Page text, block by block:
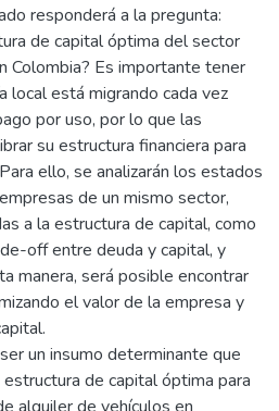
responderá a la pregunta:
de capital óptima del sector
Colombia? Es importante tener
local está migrando cada vez
por uso, por lo que las
su estructura financiera para
ello, se analizarán los estados
de un mismo sector,
a la estructura de capital, como
off entre deuda y capital, y
manera, será posible encontrar
el valor de la empresa y
un insumo determinante que
de capital óptima para